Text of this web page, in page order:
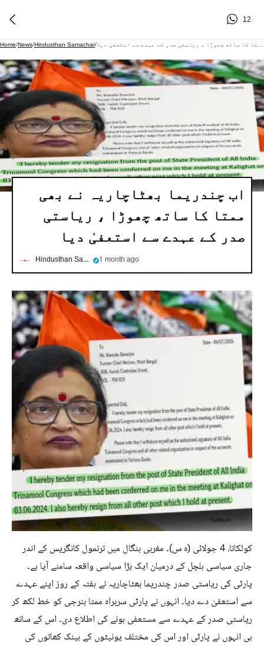
12
Home/News/Hindusthan Samachar/
اب چندریما بھٹاچاریہ نے بھی
ممتا کا ساتھ چھوڑا ، ریاستی
صدر کے عہدے سے استعفیٰ دیا
Hindusthan Samachar 1 month ago
کولکاتا، 4 جولائی (ہ س)۔ مغربی بنگال میں ترنمول کانگریس کے اندر
جاری سیاسی ہلچل کے درمیان ایک بڑا سیاسی واقعہ سامنے آیا ہے۔
پارٹی کی ریاستی صدر چندریما بھٹاچاریہ نے ہفتہ کے روز اپنے عہدے
سے استعفیٰ دے دیا۔ انہوں نے پارٹی سربراہ ممتا بنرجی کو خط لکھ کر
ریاستی صدر کے عہدے سے مستعفی ہونے کی اطلاع دی۔ اس کے ساتھ
ہی انہوں نے پارٹی اور اس کی مختلف یونیٹوں کے بینک کھاتوں کی